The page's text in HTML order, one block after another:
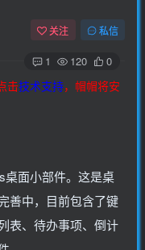
关注 私信
1 120 0
击技术支持，帽帽将安
桌面小部件。这是桌
善中，目前包含了键
表、待办事项、倒计